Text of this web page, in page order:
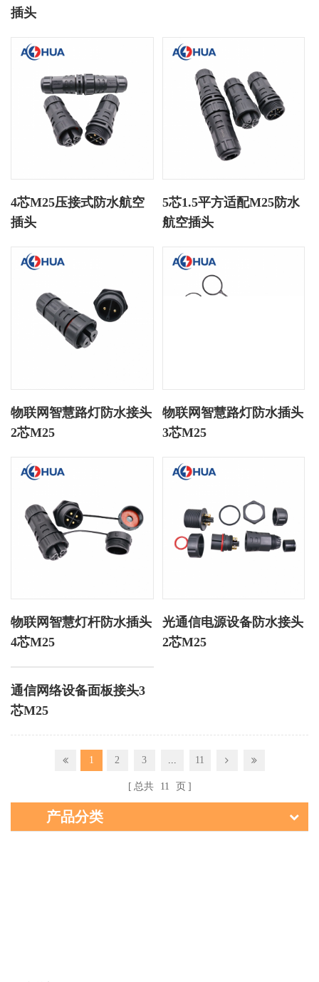
插头
4芯M25压接式防水航空
插头
5芯1.5平方适配M25防水
航空插头
物联网智慧路灯防水接头
2芯M25
物联网智慧路灯防水插头
3芯M25
物联网智慧灯杆防水插头
4芯M25
光通信电源设备防水接头
2芯M25
通信网络设备面板接头3
芯M25
1 2 3 ... 11
总共 11 页
产品分类